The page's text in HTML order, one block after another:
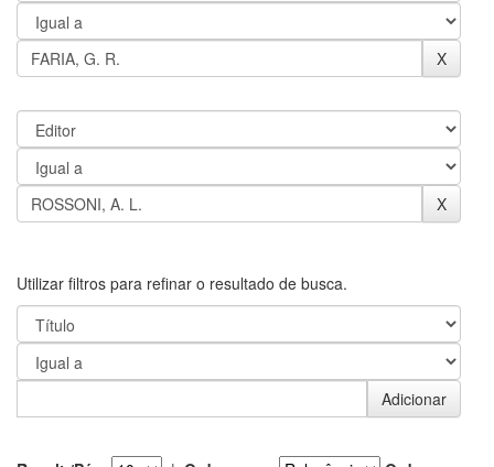
Utilizar filtros para refinar o resultado de busca.